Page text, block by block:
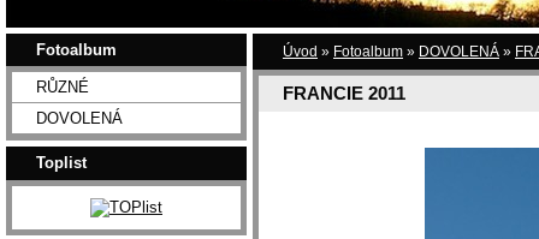
Úvod » Fotoalbum » DOVOLENÁ »
FRANCIE 2011
Fotoalbum
RŮZNÉ
DOVOLENÁ
Toplist